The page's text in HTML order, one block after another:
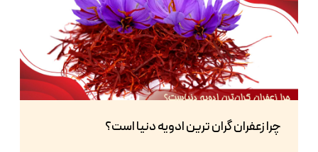
چرا زعفران گران ترین ادویه دنیا است؟